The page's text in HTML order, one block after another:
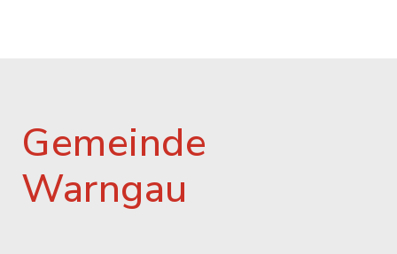
Gemeinde
Warngau